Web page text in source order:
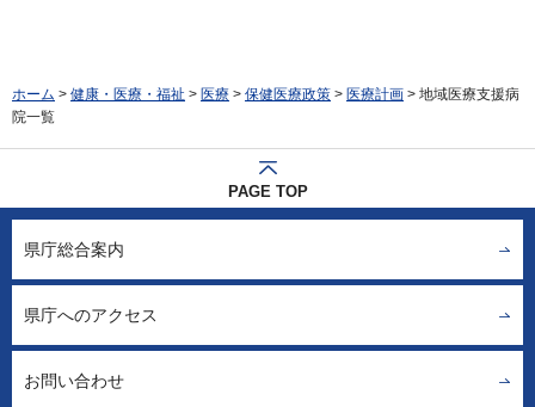
ホーム > 健康・医療・福祉 > 医療 > 保健医療政策 > 医療計画 > 地域医療支援病
院一覧
PAGE TOP
県庁総合案内
県庁へのアクセス
お問い合わせ